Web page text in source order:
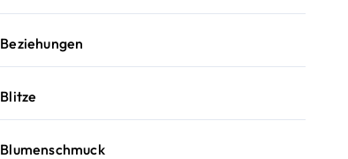
Beziehungen
Blitze
Blumenschmuck